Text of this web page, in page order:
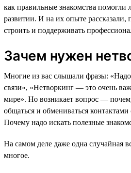
как правильные знакомства помогли
развитии. И на их опыте рассказали,
строить и поддерживать
Зачем нужен
Многие из вас слышали фразы: «Надо
связи», «Нетворкинг — это очень
мире». Но возникает вопрос —
общаться и обмениваться
Почему надо искать полезные
На самом деле даже одна случайная
многое.